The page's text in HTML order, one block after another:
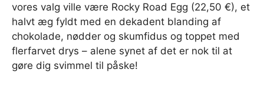
vores valg ville være Rocky Road Egg (22,50 €), et
halvt æg fyldt med en dekadent blanding af
chokolade, nødder og skumfidus og toppet med
flerfarvet drys – alene synet af det er nok til at
gøre dig svimmel til påske!